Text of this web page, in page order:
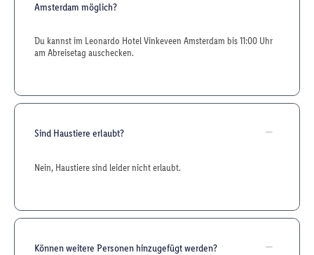
Amsterdam möglich?
Du kannst im Leonardo Hotel Vinkeveen Amsterdam bis 11:00 Uhr
am Abreisetag auschecken.
Sind Haustiere erlaubt?
Nein, Haustiere sind leider nicht erlaubt.
Können weitere Personen hinzugefügt werden?